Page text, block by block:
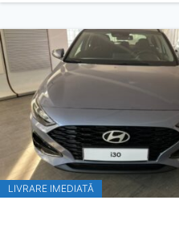
LIVRARE IMEDIATĂ